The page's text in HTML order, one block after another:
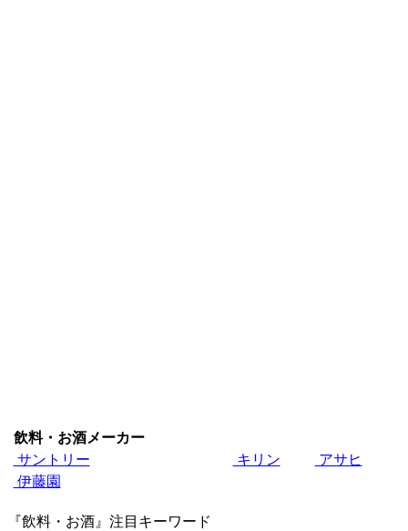
飲料・お酒メーカー
サントリー
キリン
アサヒ
伊藤園
『飲料・お酒』注目キーワード